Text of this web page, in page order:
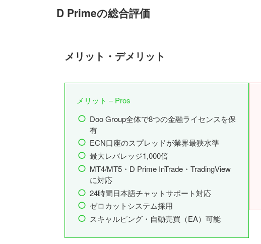
D Primeの総合評価
メリット・デメリット
メリット – Pros
Doo Group全体で8つの金融ライセンスを保
有
ECN口座のスプレッドが業界最狭水準
最大レバレッジ1,000倍
MT4/MT5・D Prime InTrade・TradingView
に対応
24時間日本語チャットサポート対応
ゼロカットシステム採用
スキャルピング・自動売買（EA）可能